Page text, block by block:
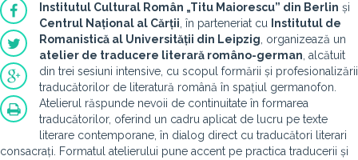
Institutul Cultural Român „Titu Maiorescu” din Berlin și
Centrul Național al Cărții , în parteneriat cu
Institutul de
Romanistică al Universității din Leipzig , organizează un
atelier de traducere literară româno-german , alcătuit
din trei sesiuni intensive, cu scopul formării și profesionalizării
traducătorilor de literatură română în spațiul germanofon.
Atelierul răspunde nevoii de continuitate în formarea
traducătorilor, oferind un cadru aplicat de lucru pe texte
literare contemporane, în dialog direct cu traducători literari
consacrați. Formatul atelierului pune accent pe practica traducerii și